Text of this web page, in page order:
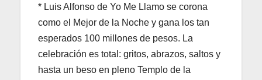
* Luis Alfonso de Yo Me Llamo se corona
como el Mejor de la Noche y gana los tan
esperados 100 millones de pesos. La
celebración es total: gritos, abrazos, saltos y
hasta un beso en pleno Templo de la